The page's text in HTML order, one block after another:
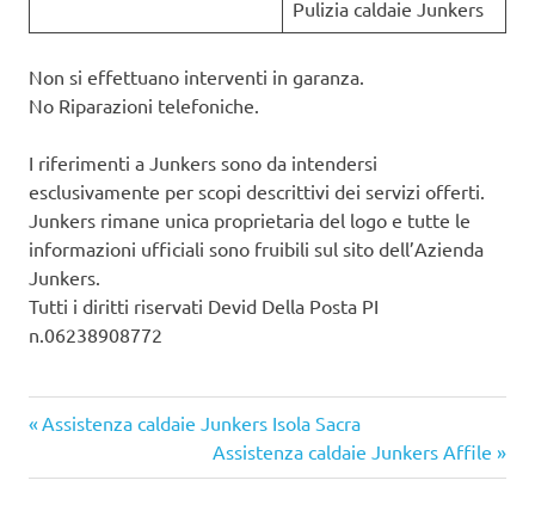
Pulizia caldaie Junkers
Non si effettuano interventi in garanza.
No Riparazioni telefoniche.
I riferimenti a Junkers sono da intendersi
esclusivamente per scopi descrittivi dei servizi offerti.
Junkers rimane unica proprietaria del logo e tutte le
informazioni ufficiali sono fruibili sul sito dell’Azienda
Junkers.
Tutti i diritti riservati Devid Della Posta PI
n.06238908772
Navigazione
articoli
Articolo
Assistenza caldaie Junkers Isola Sacra
Articolo
successivo:
Assistenza caldaie Junkers Affile